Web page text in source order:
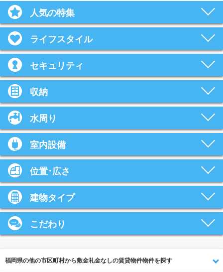
人気の特集
ライフスタイル
セキュリティ
収納
水周り
室内設備
位置･広さ
建物タイプ
こだわり
福岡県の他の市区町村から敷金礼金なしの賃貸物件物件を探す